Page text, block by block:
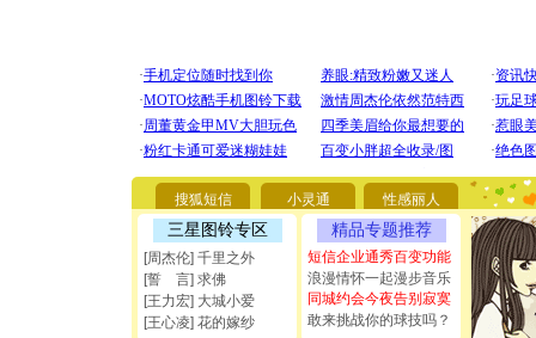
搜狐短信 小灵通 性感丽人
三星图铃专区
[周杰伦] 千里之外
[誓 言] 求佛
[王力宏] 大城小爱
[王心凌] 花的嫁纱
精品专题推荐
短信企业通秀百变功能
浪漫情怀一起漫步音乐
同城约会今夜告别寂寞
敢来挑战你的球技吗？
[圣诞节]
要平安！
[圣诞节]
能正大光
都要快乐
[圣诞节]
如意,快
[元旦]看
断电。爱